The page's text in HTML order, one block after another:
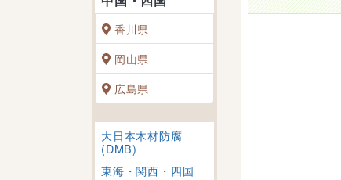
香川県
岡山県
広島県
大日本木材防腐
(DMB)
東海・関西・四国